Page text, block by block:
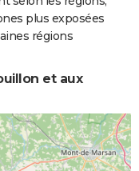
2 j Oui
plus exposées
régions
et aux